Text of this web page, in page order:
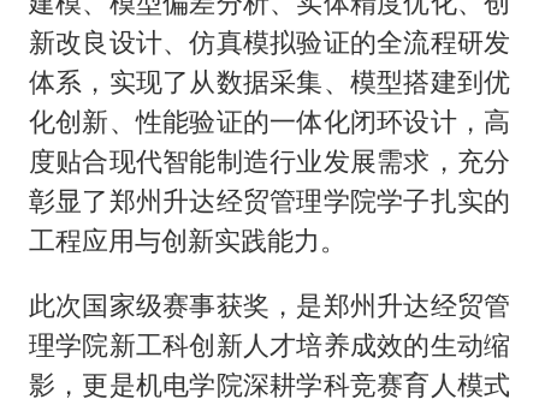
新改良设计、仿真模拟验证的全流程研发
体系，实现了从数据采集、模型搭建到优
化创新、性能验证的一体化闭环设计，高
度贴合现代智能制造行业发展需求，充分
彰显了郑州升达经贸管理学院学子扎实的
工程应用与创新实践能力。
此次国家级赛事获奖，是郑州升达经贸管
理学院新工科创新人才培养成效的生动缩
影，更是机电学院深耕学科竞赛育人模式